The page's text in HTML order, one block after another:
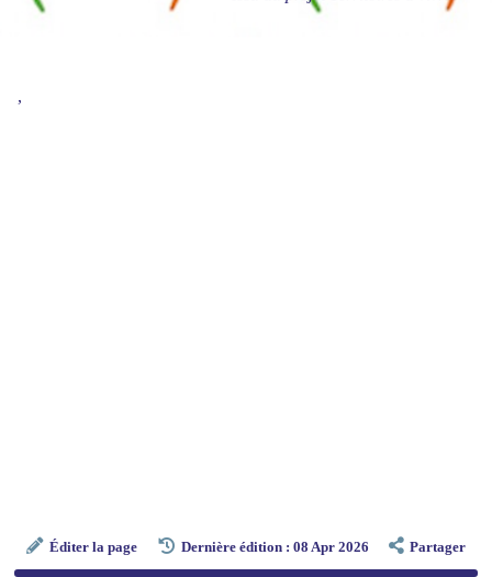
,
Éditer la page Dernière édition : 08 Apr 2026 Partager